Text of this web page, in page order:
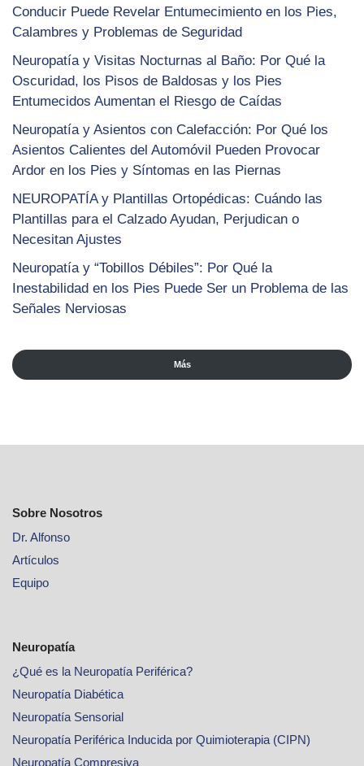
Conducir Puede Revelar Entumecimiento en los Pies,
Calambres y Problemas de Seguridad
Neuropatía y Visitas Nocturnas al Baño: Por Qué la
Oscuridad, los Pisos de Baldosas y los Pies
Entumecidos Aumentan el Riesgo de Caídas
Neuropatía y Asientos con Calefacción: Por Qué los
Asientos Calientes del Automóvil Pueden Provocar
Ardor en los Pies y Síntomas en las Piernas
NEUROPATÍA y Plantillas Ortopédicas: Cuándo las
Plantillas para el Calzado Ayudan, Perjudican o
Necesitan Ajustes
Neuropatía y “Tobillos Débiles”: Por Qué la
Inestabilidad en los Pies Puede Ser un Problema de las
Señales Nerviosas
Más
Sobre Nosotros
Dr. Alfonso
Artículos
Equipo
Neuropatía
¿Qué es la Neuropatía Periférica?
Neuropatía Diabética
Neuropatía Sensorial
Neuropatía Periférica Inducida por Quimioterapia (CIPN)
Neuropatía Compresiva